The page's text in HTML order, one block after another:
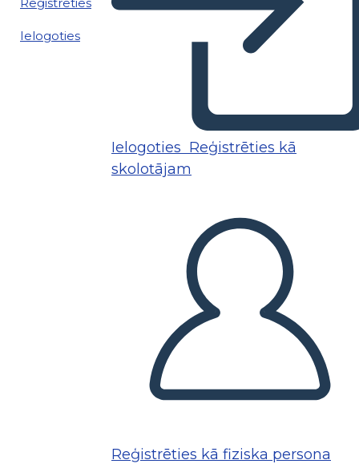
Ielogoties
Ielogoties Reģistrēties kā
skolotājam
Reģistrēties kā fiziska persona